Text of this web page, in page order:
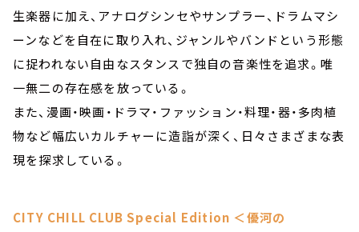
生楽器に加え、アナログシンセやサンプラー、ドラムマシ
ーンなどを自在に取り入れ、ジャンルやバンドという形態
に捉われない自由なスタンスで独自の音楽性を追求。唯
一無二の存在感を放っている。
また、漫画・映画・ドラマ・ファッション・料理・器・多肉植
物など幅広いカルチャーに造詣が深く、日々さまざまな表
現を探求している。
CITY CHILL CLUB Special Edition ＜優河の